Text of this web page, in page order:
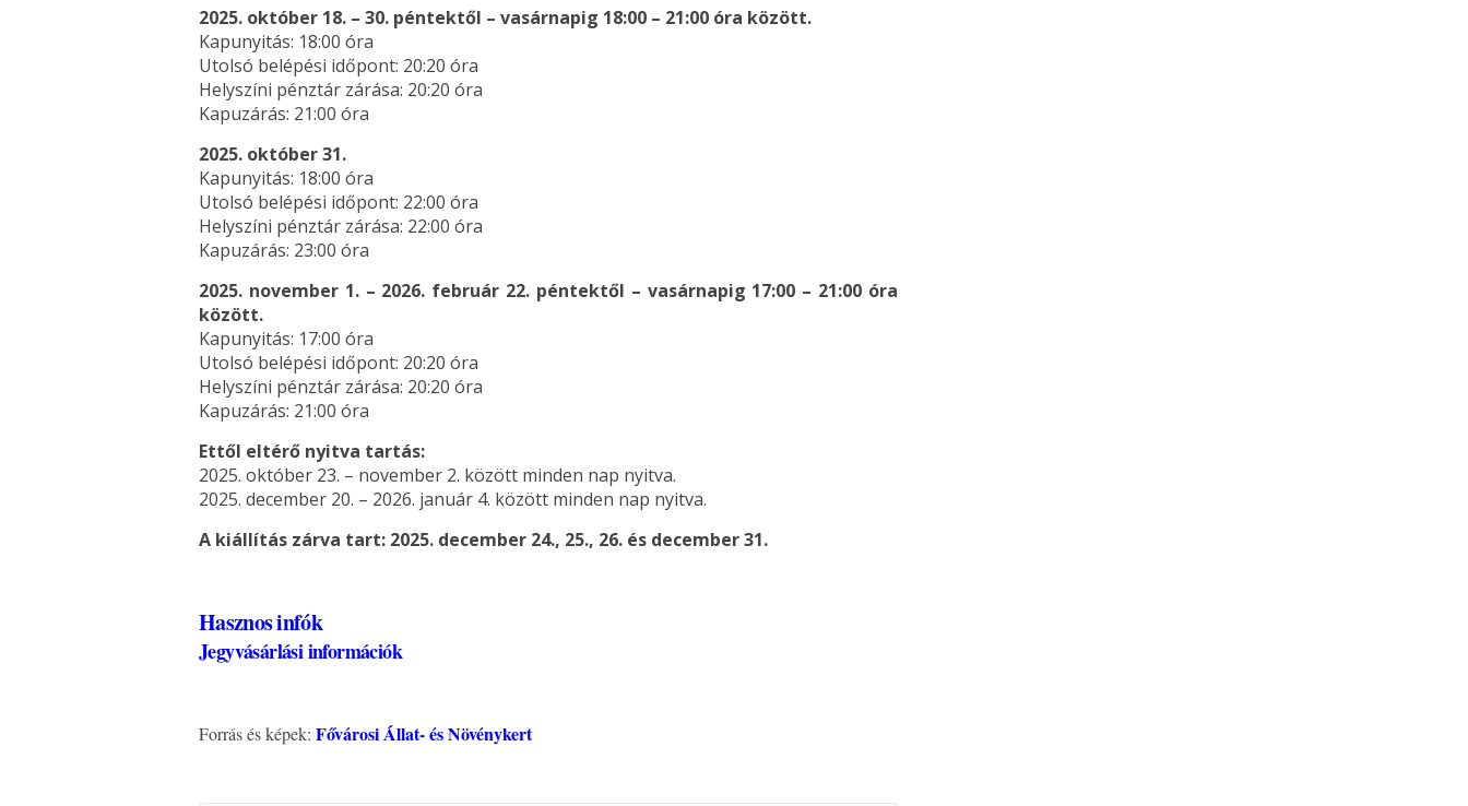
2025. október 18. – 30. péntektől – vasárnapig 18:00 – 21:00 óra között.
Kapunyitás: 18:00 óra
Utolsó belépési időpont: 20:20 óra
Helyszíni pénztár zárása: 20:20 óra
Kapuzárás: 21:00 óra
2025. október 31.
Kapunyitás: 18:00 óra
Utolsó belépési időpont: 22:00 óra
Helyszíni pénztár zárása: 22:00 óra
Kapuzárás: 23:00 óra
2025. november 1. – 2026. február 22. péntektől – vasárnapig 17:00 – 21:00 óra
között.
Kapunyitás: 17:00 óra
Utolsó belépési időpont: 20:20 óra
Helyszíni pénztár zárása: 20:20 óra
Kapuzárás: 21:00 óra
Ettől eltérő nyitva tartás:
2025. október 23. – november 2. között minden nap nyitva.
2025. december 20. – 2026. január 4. között minden nap nyitva.
A kiállítás zárva tart: 2025. december 24., 25., 26. és december 31.
Hasznos infók
Jegyvásárlási információk
Forrás és képek: Fővárosi Állat- és Növénykert